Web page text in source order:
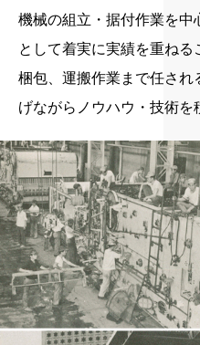
機械の組立・据付作業を中
として着実に実績を重ねる
梱包、運搬作業まで任さ
げながらノウハウ・技術を